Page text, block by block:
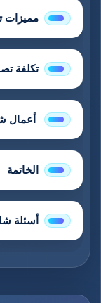
مميزات
تكلفة
أعمال
الخاتمة
أسئلة